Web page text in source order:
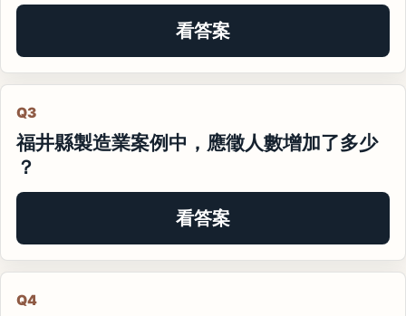
看答案
Q3
福井縣製造業案例中，應徵人數增加了多少
？
看答案
Q4